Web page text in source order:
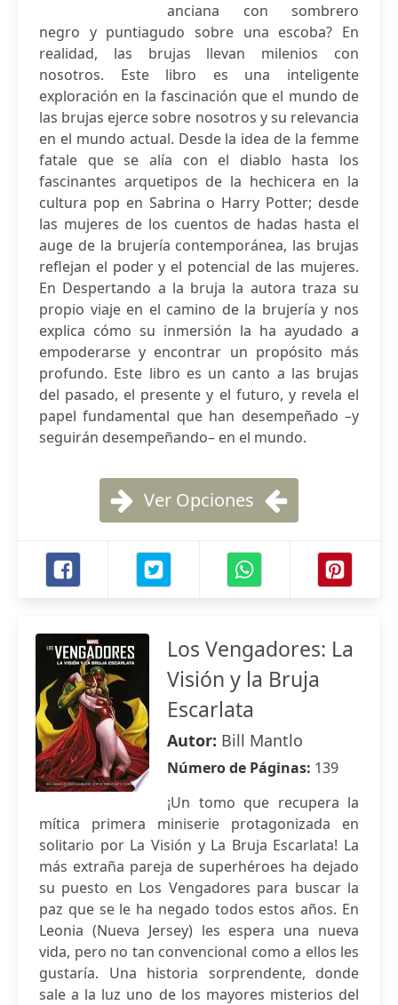
anciana con sombrero
negro y puntiagudo sobre una escoba? En
realidad, las brujas llevan milenios con
nosotros. Este libro es una inteligente
exploración en la fascinación que el mundo de
las brujas ejerce sobre nosotros y su relevancia
en el mundo actual. Desde la idea de la femme
fatale que se alía con el diablo hasta los
fascinantes arquetipos de la hechicera en la
cultura pop en Sabrina o Harry Potter; desde
las mujeres de los cuentos de hadas hasta el
auge de la brujería contemporánea, las brujas
reflejan el poder y el potencial de las mujeres.
En Despertando a la bruja la autora traza su
propio viaje en el camino de la brujería y nos
explica cómo su inmersión la ha ayudado a
empoderarse y encontrar un propósito más
profundo. Este libro es un canto a las brujas
del pasado, el presente y el futuro, y revela el
papel fundamental que han desempeñado –y
seguirán desempeñando– en el mundo.
Ver Opciones
Los Vengadores: La
Visión y la Bruja
Escarlata
Autor: Bill Mantlo
Número de Páginas: 139
¡Un tomo que recupera la
mítica primera miniserie protagonizada en
solitario por La Visión y La Bruja Escarlata! La
más extraña pareja de superhéroes ha dejado
su puesto en Los Vengadores para buscar la
paz que se le ha negado todos estos años. En
Leonia (Nueva Jersey) les espera una nueva
vida, pero no tan convencional como a ellos les
gustaría. Una historia sorprendente, donde
sale a la luz uno de los mayores misterios del